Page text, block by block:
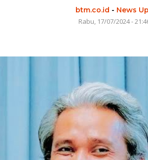
btm.co.id - News
Rabu, 17/07/2024 -